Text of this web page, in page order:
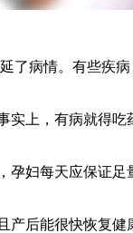
了病情。有些疾
上，有病就得
妇每天应保证
后能很快恢复